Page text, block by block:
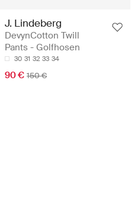
J. Lindeberg
DevynCotton Twill
Pants - Golfhosen
30 31 32 33 34
90 € 150 €